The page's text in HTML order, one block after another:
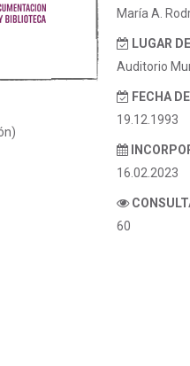
María A.
LUGAR
Auditorio
FECHA
19.12.1993
16.02.2023
60